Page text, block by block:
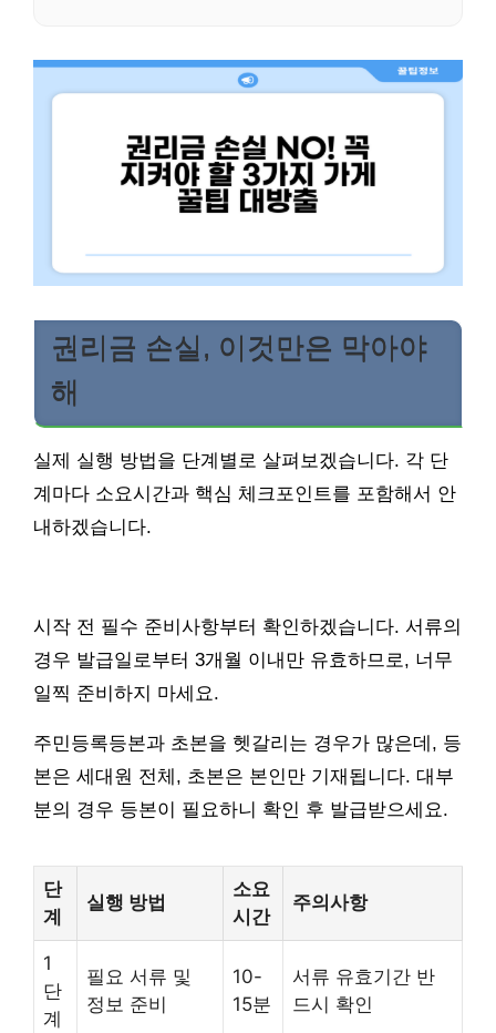
권리금 손실, 이것만은 막아야
해
실제 실행 방법을 단계별로 살펴보겠습니다. 각 단
계마다 소요시간과 핵심 체크포인트를 포함해서 안
내하겠습니다.
시작 전 필수 준비사항부터 확인하겠습니다. 서류의
경우 발급일로부터 3개월 이내만 유효하므로, 너무
일찍 준비하지 마세요.
주민등록등본과 초본을 헷갈리는 경우가 많은데, 등
본은 세대원 전체, 초본은 본인만 기재됩니다. 대부
분의 경우 등본이 필요하니 확인 후 발급받으세요.
단
계
실행 방법
소요
시간
주의사항
1
단
계
필요 서류 및
정보 준비
10-
15분
서류 유효기간 반
드시 확인